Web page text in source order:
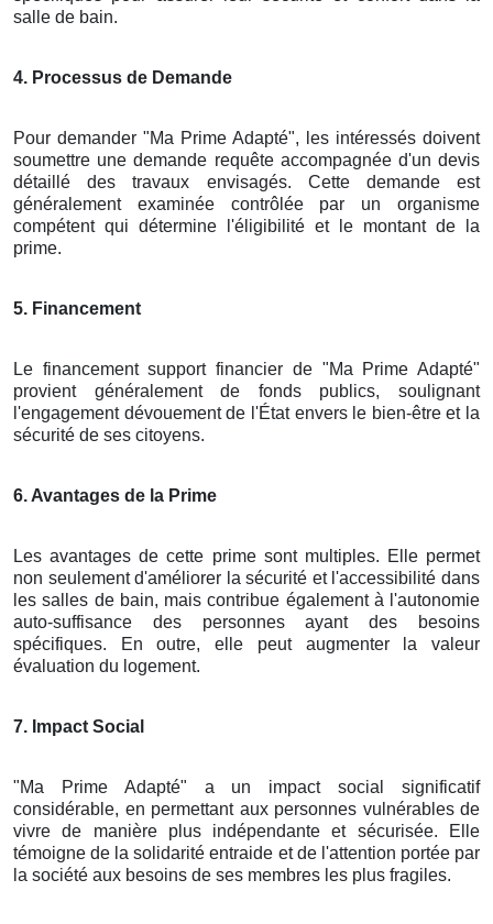
salle de bain.
4. Processus de Demande
Pour demander "Ma Prime Adapté", les intéressés doivent
soumettre une demande requête accompagnée d'un devis
détaillé des travaux envisagés. Cette demande est
généralement examinée contrôlée par un organisme
compétent qui détermine l'éligibilité et le montant de la
prime.
5. Financement
Le financement support financier de "Ma Prime Adapté"
provient généralement de fonds publics, soulignant
l'engagement dévouement de l'État envers le bien-être et la
sécurité de ses citoyens.
6. Avantages de la Prime
Les avantages de cette prime sont multiples. Elle permet
non seulement d'améliorer la sécurité et l'accessibilité dans
les salles de bain, mais contribue également à l'autonomie
auto-suffisance des personnes ayant des besoins
spécifiques. En outre, elle peut augmenter la valeur
évaluation du logement.
7. Impact Social
"Ma Prime Adapté" a un impact social significatif
considérable, en permettant aux personnes vulnérables de
vivre de manière plus indépendante et sécurisée. Elle
témoigne de la solidarité entraide et de l'attention portée par
la société aux besoins de ses membres les plus fragiles.